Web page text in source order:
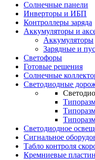
Солнечные панели
Инверторы и ИБП
Контроллеры заряда
Аккумуляторы и
Аккумуляторы
Зарядные и
Светофоры
Готовые решения
Солнечные
Светодиодные
Светодиодное
Сигнальное
Табло контроля
Кремниевые